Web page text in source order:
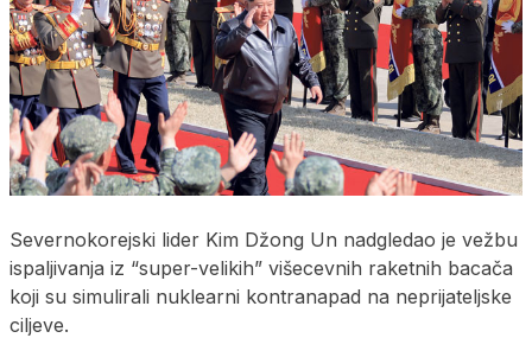
Severnokorejski lider Kim Džong Un nadgledao je vežbu
ispaljivanja iz “super-velikih” višecevnih raketnih bacača
koji su simulirali nuklearni kontranapad na neprijateljske
ciljeve.